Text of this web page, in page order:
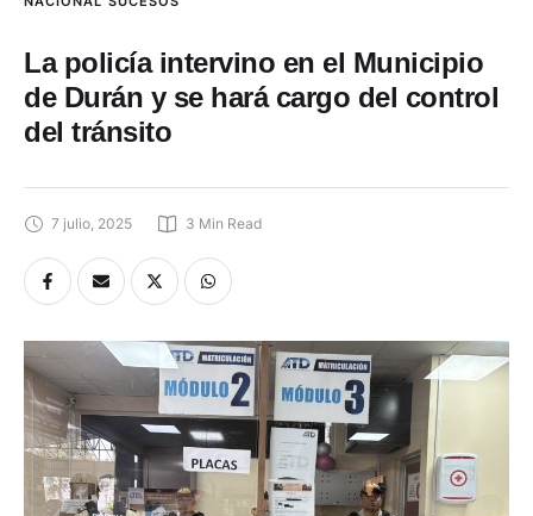
La policía intervino en el Municipio
de Durán y se hará cargo del control
del tránsito
7 julio, 2025 3 Min Read